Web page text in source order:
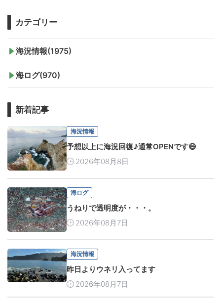
カテゴリー
海況情報(1975)
海ログ(970)
新着記事
海況情報
予想以上に海況回復♪通常OPENです😄
2026年08月8日
海ログ
うねりで透明度が・・・。
2026年08月7日
海況情報
昨日よりウネリ入ってます
2026年08月7日